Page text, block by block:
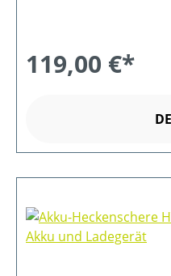
119,00 €*